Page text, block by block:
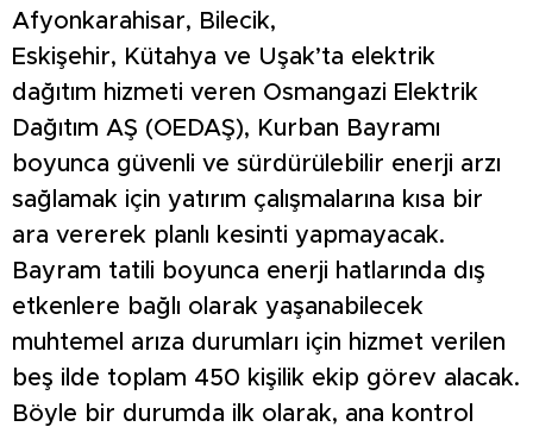
Afyonkarahisar, Bilecik,
Eskişehir, Kütahya ve Uşak’ta elektrik
dağıtım hizmeti veren Osmangazi Elektrik
Dağıtım AŞ (OEDAŞ), Kurban Bayramı
boyunca güvenli ve sürdürülebilir enerji arzı
sağlamak için yatırım çalışmalarına kısa bir
ara vererek planlı kesinti yapmayacak.
Bayram tatili boyunca enerji hatlarında dış
etkenlere bağlı olarak yaşanabilecek
muhtemel arıza durumları için hizmet verilen
beş ilde toplam 450 kişilik ekip görev alacak.
Böyle bir durumda ilk olarak, ana kontrol